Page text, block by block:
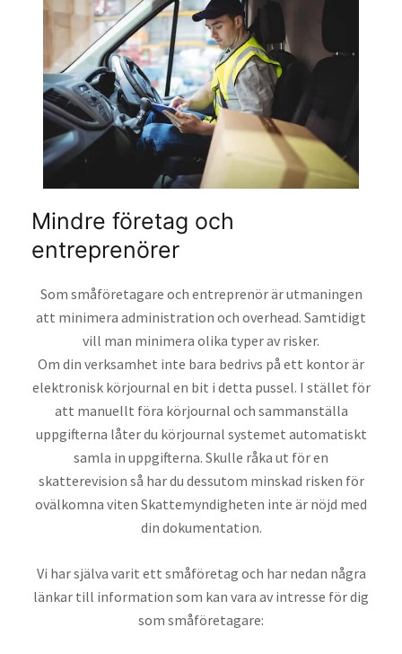
Mindre företag och
entreprenörer
Som småföretagare och entreprenör är utmaningen
att minimera administration och overhead. Samtidigt
vill man minimera olika typer av risker.
Om din verksamhet inte bara bedrivs på ett kontor är
elektronisk körjournal en bit i detta pussel. I stället för
att manuellt föra körjournal och sammanställa
uppgifterna låter du körjournal systemet automatiskt
samla in uppgifterna. Skulle råka ut för en
skatterevision så har du dessutom minskad risken för
ovälkomna viten Skattemyndigheten inte är nöjd med
din dokumentation.
Vi har själva varit ett småföretag och har nedan några
länkar till information som kan vara av intresse för dig
som småföretagare: